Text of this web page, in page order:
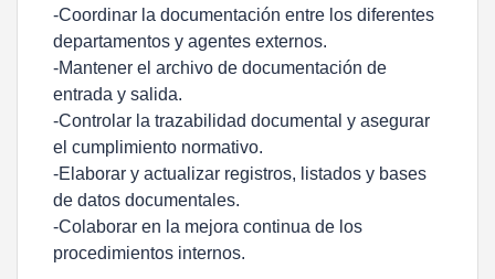
-Coordinar la documentación entre los diferentes
departamentos y agentes externos.
-Mantener el archivo de documentación de
entrada y salida.
-Controlar la trazabilidad documental y asegurar
el cumplimiento normativo.
-Elaborar y actualizar registros, listados y bases
de datos documentales.
-Colaborar en la mejora continua de los
procedimientos internos.